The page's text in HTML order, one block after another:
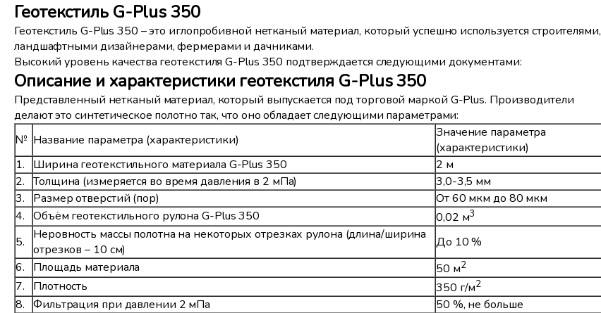
Геотекстиль G-Plus 350
Геотекстиль G-Plus 350 – это иглопробивной нетканый материал, который успешно используется строителями,
ландшафтными дизайнерами, фермерами и дачниками.
Высокий уровень качества геотекстиля G-Plus 350 подтверждается следующими документами:
Описание и характеристики геотекстиля G-Plus 350
Представленный нетканый материал, который выпускается под торговой маркой G-Plus. Производители
делают это синтетическое полотно так, что оно обладает следующими параметрами:
№ Название параметра (характеристики)
Значение параметра
(характеристики)
1.
Ширина геотекстильного материала G-Plus 350
2 м
2. Толщина (измеряется во время давления в 2 мПа)
3,0-3,5 мм
3.
Размер отверстий (пор)
От 60 мкм до 80 мкм
4. Объём геотекстильного рулона G-Plus 350 0,02 м3
5.
Неровность массы полотна на некоторых отрезках рулона (длина/ширина
отрезков – 10 см)
До 10 %
6.
Площадь материала 50 м2
7. Плотность 350 г/м2
8. Фильтрация при давлении 2 мПа
50 %, не больше